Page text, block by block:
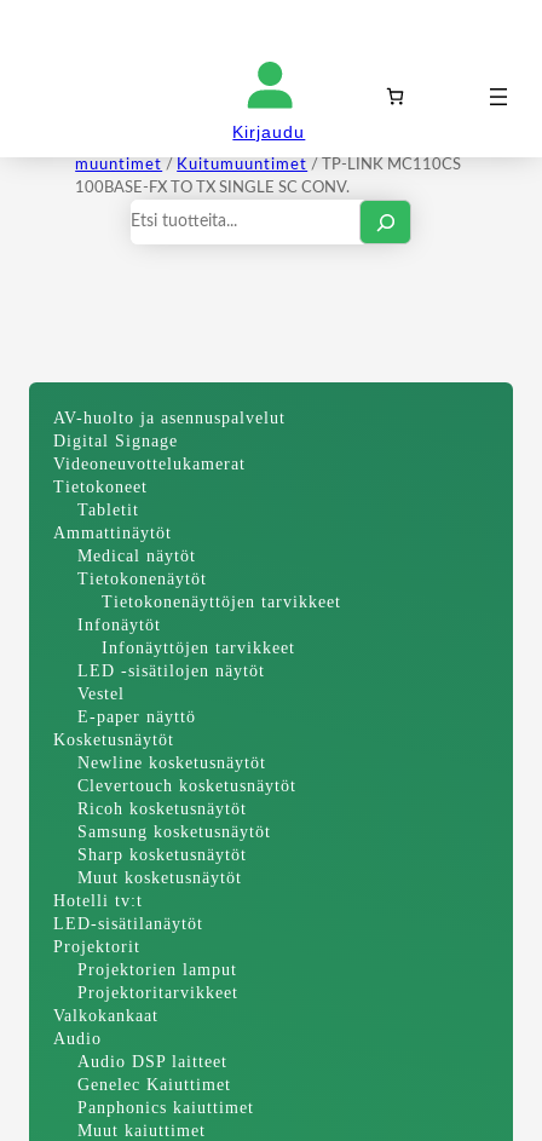
Kirjaudu
Signaalin hallinta/Skaalaimet ja
muuntimet / Kuitumuuntimet / TP-LINK MC110CS
100BASE-FX TO TX SINGLE SC CONV.
Haku
AV-huolto ja asennuspalvelut
Digital Signage
Videoneuvottelukamerat
Tietokoneet
Tabletit
Ammattinäytöt
Medical näytöt
Tietokonenäytöt
Tietokonenäyttöjen tarvikkeet
Infonäytöt
Infonäyttöjen tarvikkeet
LED -sisätilojen näytöt
Vestel
E-paper näyttö
Kosketusnäytöt
Newline kosketusnäytöt
Clevertouch kosketusnäytöt
Ricoh kosketusnäytöt
Samsung kosketusnäytöt
Sharp kosketusnäytöt
Muut kosketusnäytöt
Hotelli tv:t
LED-sisätilanäytöt
Projektorit
Projektorien lamput
Projektoritarvikkeet
Valkokankaat
Audio
Audio DSP laitteet
Genelec Kaiuttimet
Panphonics kaiuttimet
Muut kaiuttimet